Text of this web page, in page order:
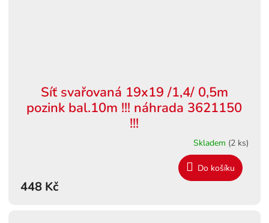
Síť svařovaná 19x19 /1,4/ 0,5m
pozink bal.10m !!! náhrada 3621150
!!!
Skladem (2 ks)
448 Kč
Do košíku